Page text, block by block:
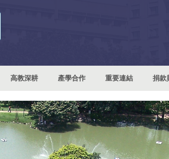
高教深耕 產學合作 重要連結 捐款